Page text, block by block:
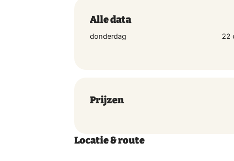
Alle data
donderdag 22
Prijzen
Locatie & route